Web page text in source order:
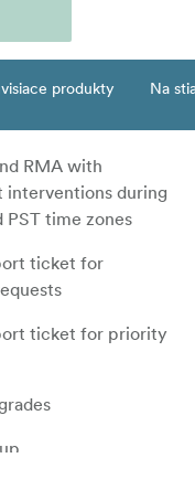
produkty Na
RMA with
during
PST time zones
ticket for
ticket for priority